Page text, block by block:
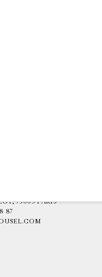
75003 PARIS
87